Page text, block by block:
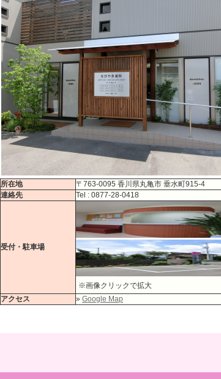
所在地
〒763-0095 香川県丸亀市 垂水町915-4
連絡先
Tel : 0877-28-0418
受付・駐車場
※画像クリックで拡大
アクセス
» Google Map